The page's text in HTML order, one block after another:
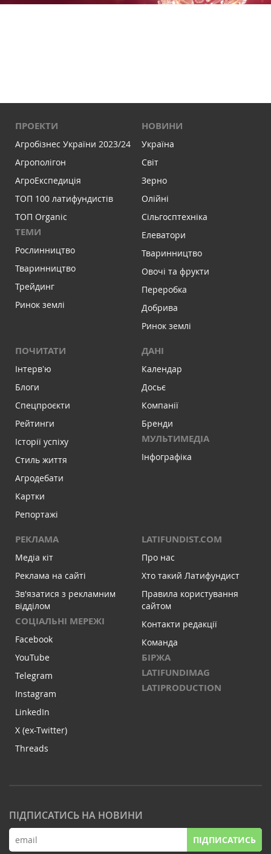
ПРОЕКТИ
Агробізнес України 2023/24
Агрополігон
АгроЕкспедиція
ТОП 100 латифундистів
ТОП Organic
ТЕМИ
Рослинництво
Тваринництво
Трейдинг
Ринок землі
НОВИНИ
Україна
Світ
Зерно
Олійні
Сільгосптехніка
Елеватори
Тваринництво
Овочі та фрукти
Переробка
Добрива
Ринок землі
ПОЧИТАТИ
Інтервʼю
Блоги
Спецпроєкти
Рейтинги
Історії успіху
Стиль життя
Агродебати
Картки
Репортажі
ДАНІ
Календар
Досьє
Компанії
Бренди
МУЛЬТИМЕДІА
Інфографіка
РЕКЛАМА
Медіа кіт
Реклама на сайті
Зв'язатися з рекламним
відділом
СОЦІАЛЬНІ МЕРЕЖІ
Facebook
YouTube
Telegram
Instagram
LinkedIn
X (ex-Twitter)
Threads
LATIFUNDIST.COM
Про нас
Хто такий Латифундист
Правила користування
сайтом
Контакти редакції
Команда
БІРЖА
LATIFUNDIMAG
LATIPRODUCTION
ПІДПИСАТИСЬ НА НОВИНИ
ПІДПИСАТИСЬ